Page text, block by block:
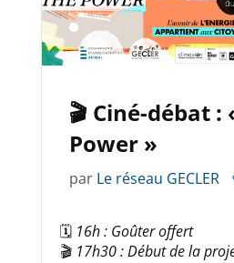
🎬 Ciné-débat :
Power »
par Le réseau GECLER
🗓️ 16h : Goûter offert
🎬 17h30 : Début de la